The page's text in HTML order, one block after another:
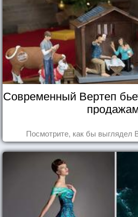
Современный Вертеп
Посмотрите, как бы выглядел